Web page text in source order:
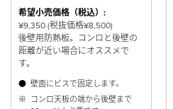
希望小売価格（税込）:
¥9,350 (税抜価格¥8,500)
後壁用防熱板。コンロと後壁の
距離が近い場合にオススメで
す。
● 壁面にビスで固定します。
※ コンロ天板の端から後壁まで